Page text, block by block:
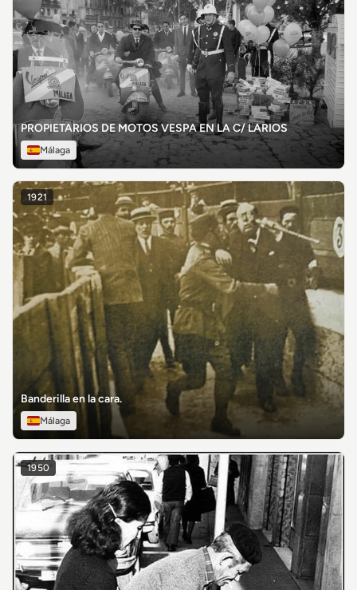
PROPIETARIOS DE MOTOS VESPA EN LA C/ LARIOS
Málaga
1921
Banderilla en la cara.
Málaga
1950